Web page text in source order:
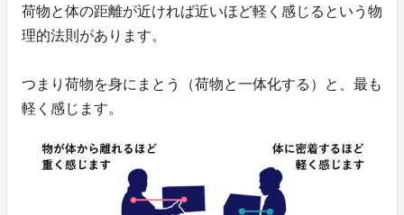
荷物と体の距離が近ければ近いほど軽く感じるという物
理的法則があります。
つまり荷物を身にまとう（荷物と一体化する）と、最も
軽く感じます。